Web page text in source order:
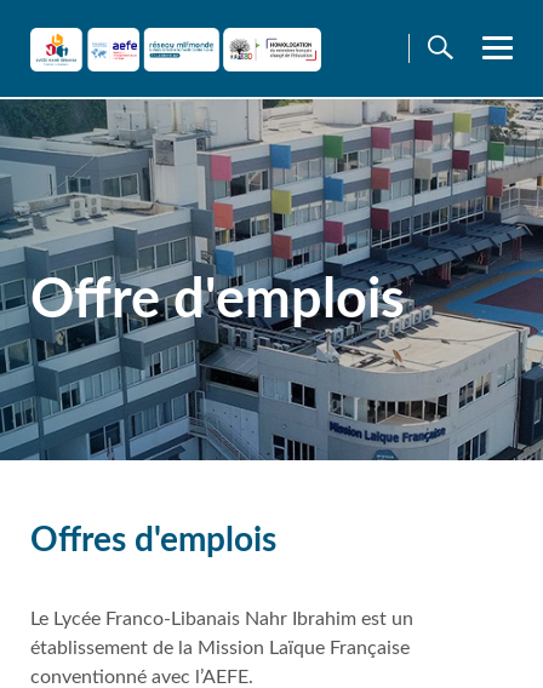
content
Offre d'emplois
Offres d'emplois
Le Lycée Franco-Libanais Nahr Ibrahim est un
établissement de la Mission Laïque Française
conventionné avec l’AEFE.